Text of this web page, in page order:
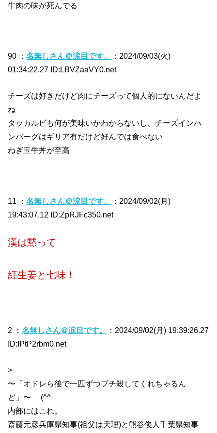
牛肉の味が死んでる
90 ：名無しさん＠涙目です。
：2024/09/03(火)
01:34:22.27 ID:LBVZaaVY0.net
チーズは好きだけど肉にチーズって個人的にないんだよ
ね
タッカルビも何が美味いかわからないし、チーズインハ
ンバーグはギリア有だけど好んでは食べない
ねぎ玉牛丼が至高
11 ：名無しさん＠涙目です。
：2024/09/02(月)
19:43:07.12 ID:ZpRJFc350.net
漢は黙って
紅生姜と七味！
2 ：名無しさん＠涙目です。
：2024/09/02(月) 19:39:26.27
ID:IPtP2rbm0.net
>
〜「オドレら後で一匹ずつブチ殺してくれちゃるん
ど」〜 (^^ゞ
内部にはこれ。
斎藤元彦兵庫県知事(祖父は天理)と熊谷俊人千葉県知事